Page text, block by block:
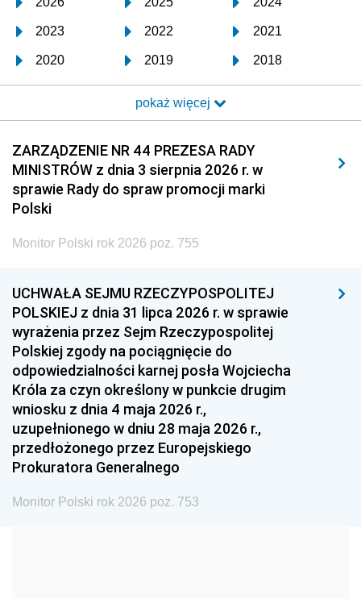
2023 2022 2021
2020 2019 2018
2017 2016 2015
2014 2013 2012
2011 2010 2009
2008 2007 2006
2005
1996 1995 1994
1993 1992 1991
1990 1989
1987 1986 1985
1984 1983
1981 1980 1979
1978 1977
1975 1974
pokaż więcej
ZARZĄDZENIE NR 44 PREZESA RADY
MINISTRÓW z dnia 3 sierpnia 2026 r. w
sprawie Rady do spraw promocji marki
Polski
Monitor Polski rok 2026 poz. 755
UCHWAŁA SEJMU RZECZYPOSPOLITEJ
POLSKIEJ z dnia 31 lipca 2026 r. w sprawie
wyrażenia przez Sejm Rzeczypospolitej
Polskiej zgody na pociągnięcie do
odpowiedzialności karnej posła Wojciecha
Króla za czyn określony w punkcie drugim
wniosku z dnia 4 maja 2026 r.,
uzupełnionego w dniu 28 maja 2026 r.,
przedłożonego przez Europejskiego
Prokuratora Generalnego
Monitor Polski rok 2026 poz. 753